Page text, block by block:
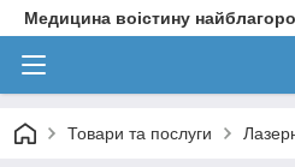
Медицина воістину
Товари та послуги